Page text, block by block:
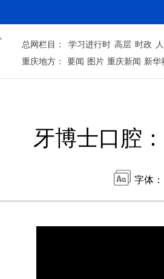
总网栏目： 学习进行时 高层 时政
重庆地方： 要闻 图片 重庆新闻 新华
牙博士口腔
字体：